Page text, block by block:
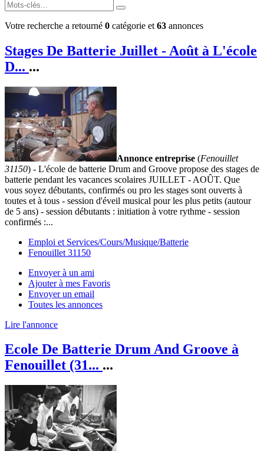
Votre recherche a retourné 0 catégorie et 63 annonces
Stages De Batterie Juillet - Août à L'école
D... ...
Annonce entreprise (Fenouillet
31150) - L'école de batterie Drum and Groove propose des stages de
batterie pendant les vacances scolaires JUILLET - AOÛT. Que
vous soyez débutants, confirmés ou pro les stages sont ouverts à
toutes et à tous - session d'éveil musical pour les plus petits (autour
de 5 ans) - session débutants : initiation à votre rythme - session
confirmés :...
Emploi et Services/Cours/Musique/Batterie
Fenouillet 31150
Envoyer à un ami
Ajouter à mes Favoris
Envoyer un email
Toutes les annonces
Lire l'annonce
Ecole De Batterie Drum And Groove à
Fenouillet (31... ...